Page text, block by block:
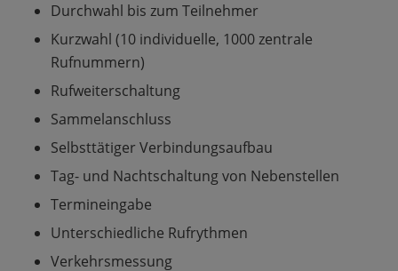
Durchwahl bis zum Teilnehmer
Kurzwahl (10 individuelle, 1000 zentrale
Rufnummern)
Rufweiterschaltung
Sammelanschluss
Selbsttätiger Verbindungsaufbau
Tag- und Nachtschaltung von Nebenstellen
Termineingabe
Unterschiedliche Rufrythmen
Verkehrsmessung